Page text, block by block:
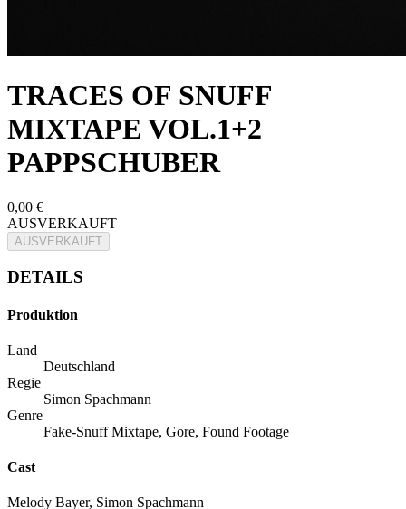
TRACES OF SNUFF
MIXTAPE VOL.1+2
PAPPSCHUBER
0,00 €
AUSVERKAUFT
AUSVERKAUFT
DETAILS
Produktion
Land
Deutschland
Regie
Simon Spachmann
Genre
Fake-Snuff Mixtape, Gore, Found Footage
Cast
Melody Bayer, Simon Spachmann